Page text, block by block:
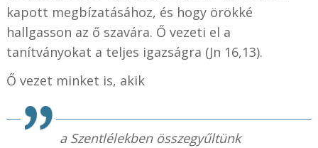
kapott megbízatásához, és hogy örökké
hallgasson az ő szavára. Ő vezeti el a
tanítványokat a teljes igazságra (Jn 16,13).
Ő vezet minket is, akik
a Szentlélekben összegyűltünk